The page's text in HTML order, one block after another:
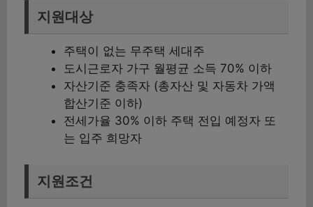
지원대상
주택이 없는 무주택 세대주
도시근로자 가구 월평균 소득 70% 이하
자산기준 충족자 (총자산 및 자동차 가액
합산기준 이하)
전세가율 30% 이하 주택 전입 예정자 또
는 입주 희망자
지원조건